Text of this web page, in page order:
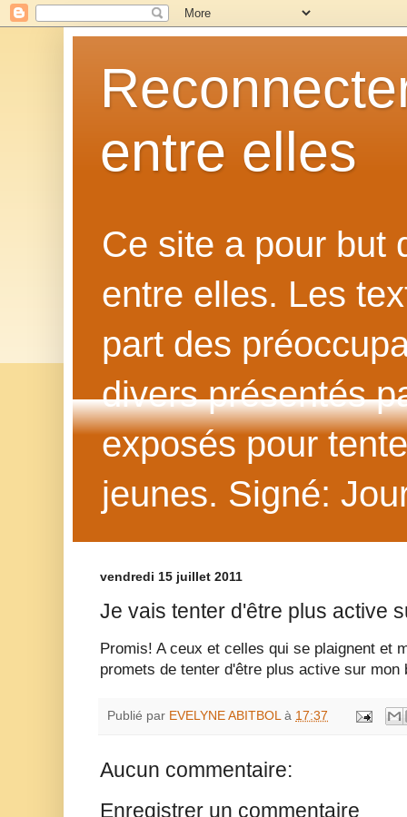
entre elles
Ce site a pour but
entre elles. Les
part des
divers présentés
exposés pour
jeunes. Signé:
vendredi 15 juillet 2011
Je vais tenter d'être plus active
Promis! A ceux et celles qui se plaignent et
promets de tenter d'être plus active sur mon
Publié par EVELYNE ABITBOL à 17:37
Aucun commentaire:
Enregistrer un commentaire